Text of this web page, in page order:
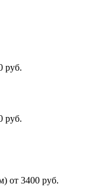
руб.
руб.
от 3400 руб.